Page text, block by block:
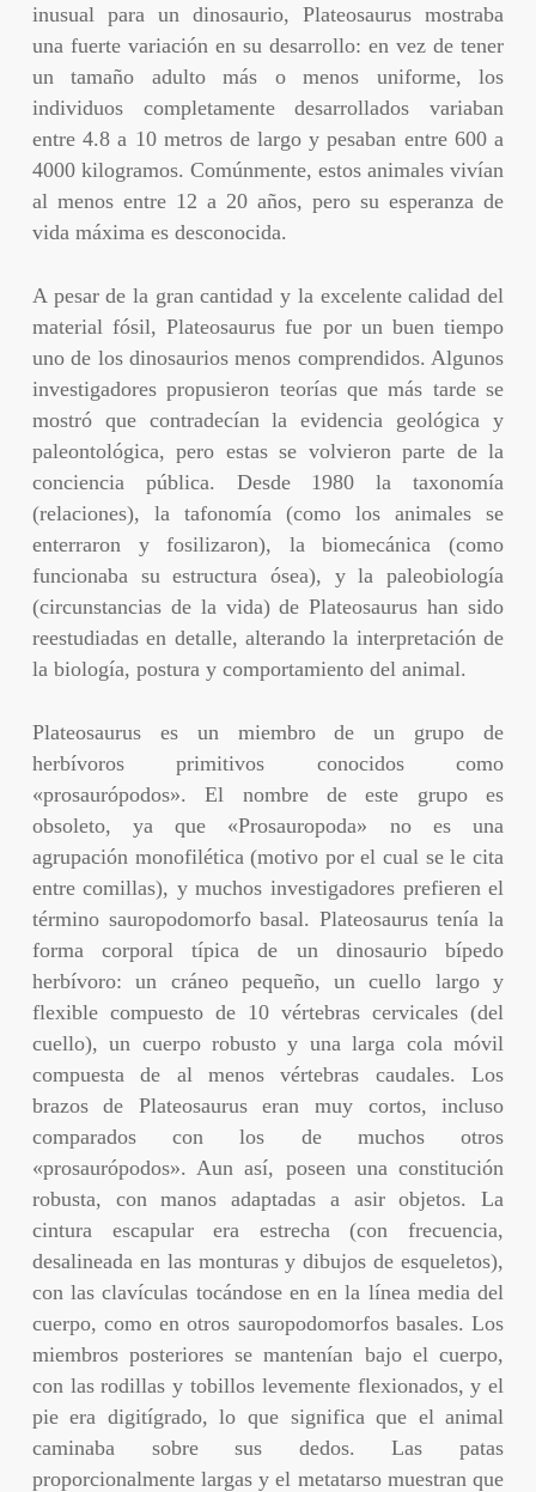
inusual para un dinosaurio, Plateosaurus mostraba
una fuerte variación en su desarrollo: en vez de tener
un tamaño adulto más o menos uniforme, los
individuos completamente desarrollados variaban
entre 4.8 a 10 metros de largo y pesaban entre 600 a
4000 kilogramos. Comúnmente, estos animales vivían
al menos entre 12 a 20 años, pero su esperanza de
vida máxima es desconocida.
A pesar de la gran cantidad y la excelente calidad del
material fósil, Plateosaurus fue por un buen tiempo
uno de los dinosaurios menos comprendidos. Algunos
investigadores propusieron teorías que más tarde se
mostró que contradecían la evidencia geológica y
paleontológica, pero estas se volvieron parte de la
conciencia pública. Desde 1980 la taxonomía
(relaciones), la tafonomía (como los animales se
enterraron y fosilizaron), la biomecánica (como
funcionaba su estructura ósea), y la paleobiología
(circunstancias de la vida) de Plateosaurus han sido
reestudiadas en detalle, alterando la interpretación de
la biología, postura y comportamiento del animal.
Plateosaurus es un miembro de un grupo de
herbívoros primitivos conocidos como
«prosaurópodos». El nombre de este grupo es
obsoleto, ya que «Prosauropoda» no es una
agrupación monofilética (motivo por el cual se le cita
entre comillas), y muchos investigadores prefieren el
término sauropodomorfo basal. Plateosaurus tenía la
forma corporal típica de un dinosaurio bípedo
herbívoro: un cráneo pequeño, un cuello largo y
flexible compuesto de 10 vértebras cervicales (del
cuello), un cuerpo robusto y una larga cola móvil
compuesta de al menos vértebras caudales. Los
brazos de Plateosaurus eran muy cortos, incluso
comparados con los de muchos otros
«prosaurópodos». Aun así, poseen una constitución
robusta, con manos adaptadas a asir objetos. La
cintura escapular era estrecha (con frecuencia,
desalineada en las monturas y dibujos de esqueletos),
con las clavículas tocándose en en la línea media del
cuerpo, como en otros sauropodomorfos basales. Los
miembros posteriores se mantenían bajo el cuerpo,
con las rodillas y tobillos levemente flexionados, y el
pie era digitígrado, lo que significa que el animal
caminaba sobre sus dedos. Las patas
proporcionalmente largas y el metatarso muestran que